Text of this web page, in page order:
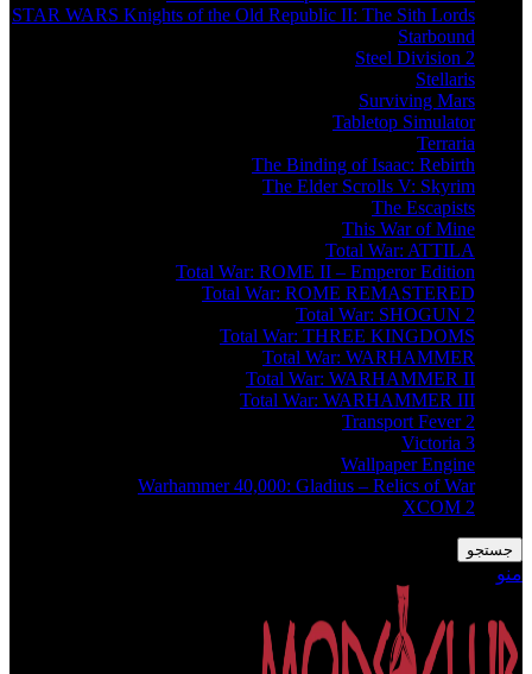
STAR WARS Knights of the Old Republic II: The Sith Lords
Starbound
Steel Division 2
Stellaris
Surviving Mars
Tabletop Simulator
Terraria
The Binding of Isaac: Rebirth
The Elder Scrolls V: Skyrim
The Escapists
This War of Mine
Total War: ATTILA
Total War: ROME II – Emperor Edition
Total War: ROME REMASTERED
Total War: SHOGUN 2
Total War: THREE KINGDOMS
Total War: WARHAMMER
Total War: WARHAMMER II
Total War: WARHAMMER III
Transport Fever 2
Victoria 3
Wallpaper Engine
Warhammer 40,000: Gladius – Relics of War
XCOM 2
جستجو
منو